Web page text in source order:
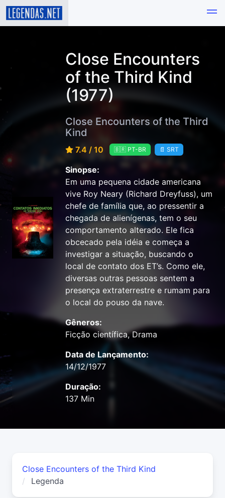
Close Encounters
of the Third Kind
(1977)
Close Encounters of the Third
Kind
7.4 / 10 🇧🇷 PT-BR 📄 SRT
Sinopse:
Em uma pequena cidade americana
vive Roy Neary (Richard Dreyfuss), um
chefe de família que, ao pressentir a
chegada de alienígenas, tem o seu
comportamento alterado. Ele fica
obcecado pela idéia e começa a
investigar a situação, buscando o
local de contato dos ET’s. Como ele,
diversas outras pessoas sentem a
presença extraterrestre e rumam para
o local do pouso da nave.
Gêneros:
Ficção científica, Drama
Data de Lançamento:
14/12/1977
Duração:
137 Min
Close Encounters of the Third Kind
Legenda